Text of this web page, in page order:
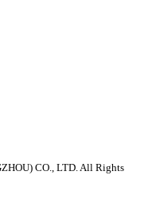
CO., LTD. All Rights